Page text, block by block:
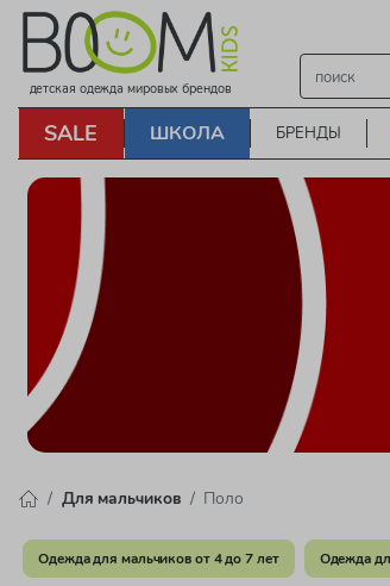
детская одежда мировых брендов
SALE ШКОЛА БРЕНДЫ
Для мальчиков Поло
Одежда для мальчиков от 4 до 7 лет Одежда